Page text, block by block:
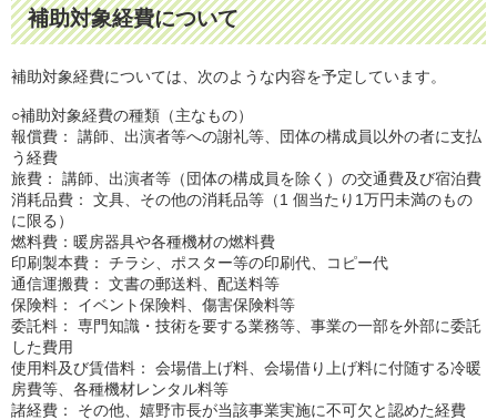
補助対象経費について
補助対象経費については、次のような内容を予定しています。
○補助対象経費の種類（主なもの）
報償費： 講師、出演者等への謝礼等、団体の構成員以外の者に支払
う経費
旅費： 講師、出演者等（団体の構成員を除く）の交通費及び宿泊費
消耗品費： 文具、その他の消耗品等（1 個当たり1万円未満のもの
に限る）
燃料費：暖房器具や各種機材の燃料費
印刷製本費： チラシ、ポスター等の印刷代、コピー代
通信運搬費： 文書の郵送料、配送料等
保険料： イベント保険料、傷害保険料等
委託料： 専門知識・技術を要する業務等、事業の一部を外部に委託
した費用
使用料及び賃借料： 会場借上げ料、会場借り上げ料に付随する冷暖
房費等、各種機材レンタル料等
諸経費： その他、嬉野市長が当該事業実施に不可欠と認めた経費